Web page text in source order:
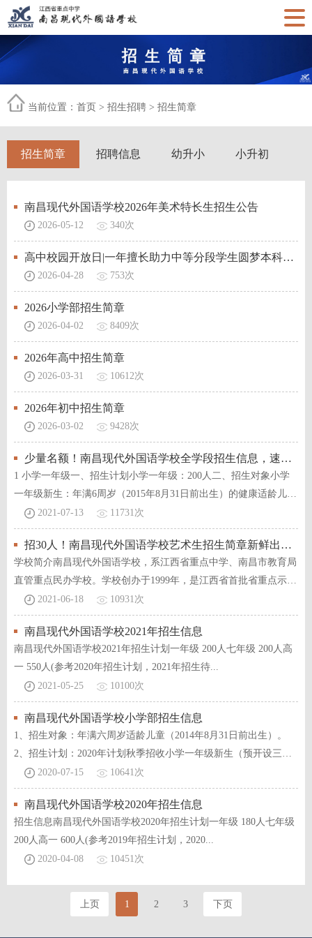
当前位置： 首页 > 招生招聘 > 招生简章
招生简章 招聘信息 幼升小 小升初
南昌现代外国语学校2026年美术特长生招生公告
2026-05-12 340次
高中校园开放日|一年擅长助力中等分段学生圆梦本科的学校
2026-04-28 753次
2026小学部招生简章
2026-04-02 8409次
2026年高中招生简章
2026-03-31 10612次
2026年初中招生简章
2026-03-02 9428次
少量名额！南昌现代外国语学校全学段招生信息，速看！
1 小学一年级一、招生计划小学一年级：200人二、招生对象小学
一年级新生：年满6周岁（2015年8月31日前出生）的健康适龄儿
童，户籍不限。三...
2021-07-13 11731次
招30人！南昌现代外国语学校艺术生招生简章新鲜出炉！
学校简介南昌现代外国语学校，系江西省重点中学、南昌市教育局
直管重点民办学校。学校创办于1999年，是江西省首批省重点示范
学校，2020年全...
2021-06-18 10931次
南昌现代外国语学校2021年招生信息
南昌现代外国语学校2021年招生计划一年级 200人七年级 200人高
一 550人(参考2020年招生计划，2021年招生待...
2021-05-25
10100次
南昌现代外国语学校小学部招生信息
1、招生对象：年满六周岁适龄儿童（2014年8月31日前出生）。
2、招生计划：2020年计划秋季招收小学一年级新生（预开设三个
班）。二、三、四...
2020-07-15 10641次
南昌现代外国语学校2020年招生信息
招生信息南昌现代外国语学校2020年招生计划一年级 180人七年级
200人高一 600人(参考2019年招生计划，2020...
2020-04-08
10451次
上页 1 2 3 下页